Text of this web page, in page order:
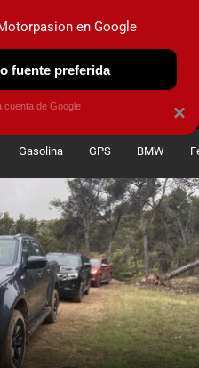
NUEVO
OBSERVATORIO
Gasolina GPS BMW
×
en Google
fuente preferida
cuenta de Google